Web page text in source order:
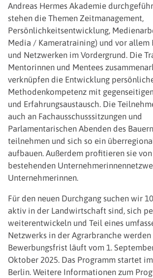
Andreas Hermes Akademie
stehen die Themen Zeitmanagement,
Persönlichkeitsentwicklung,
Media / Kameratraining) und vor
und Netzwerken im Vordergrund. Die
Mentorinnen und Mentees
verknüpfen die Entwicklung
Methodenkompetenz mit
und Erfahrungsaustausch. Die
auch an Fachausschusssitzungen und
Parlamentarischen Abenden des
teilnehmen und sich so ein
aufbauen. Außerdem profitieren sie
bestehenden
Unternehmerinnen.
Für den neuen Durchgang suchen wir
aktiv in der Landwirtschaft sind, sich
weiterentwickeln und Teil eines
Netzwerks in der Agrarbranche
Bewerbungsfrist läuft vom 1.
Oktober 2025. Das Programm startet
Berlin. Weitere Informationen zum